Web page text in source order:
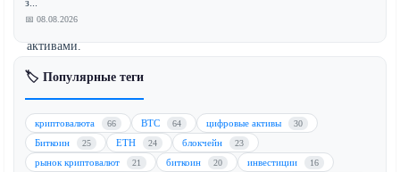
за
цифровыми
активами.
настоящим
является
эффективная
реализация.
з...
📅 08.08.2026
🏷️ Популярные теги
криптовалюта 66 BTC 64 цифровые активы 30
Биткоин 25 ETH 24 блокчейн 23
рынок криптовалют 21 биткоин 20 инвестиции 16